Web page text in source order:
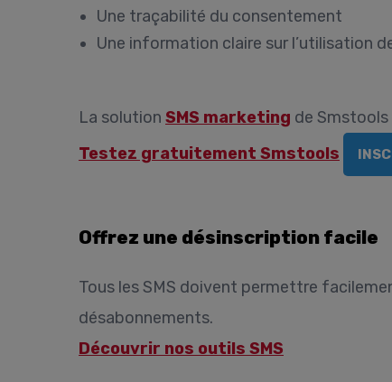
Une traçabilité du consentement
Une information claire sur l’utilisation
La solution SMS marketing de
Testez gratuitement Smstools
Offrez une désinscription facile
Tous les SMS doivent permettre
désabonnements.
Découvrir nos outils SMS